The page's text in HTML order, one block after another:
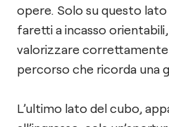
opere. Solo su questo
faretti a incasso
valorizzare
percorso che ricorda una
L’ultimo lato del cubo,